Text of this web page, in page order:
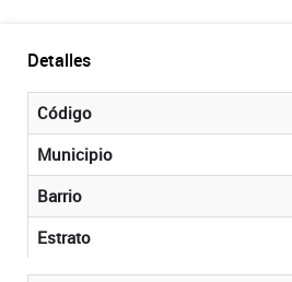
Detalles
Código
Municipio
Barrio
Estrato